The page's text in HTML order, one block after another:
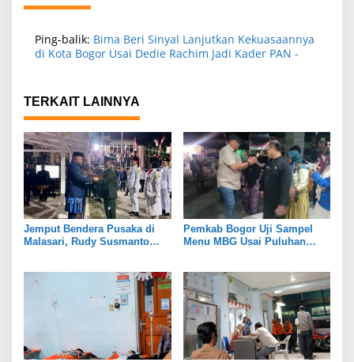
Ping-balik: Bima Beri Sinyal Lanjutkan Kekuasaannya
di Kota Bogor Usai Dedie Rachim Jadi Kader PAN -
TERKAIT LAINNYA
Jemput Bendera Pusaka di
Malasari, Rudy Susmanto
Pemkab Bogor Uji Sampel
Menu MBG Usai Puluhan